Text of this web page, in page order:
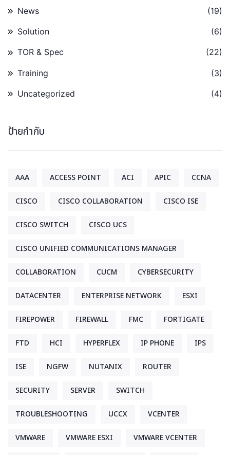
News (19)
Solution (6)
TOR & Spec (22)
Training (3)
Uncategorized (4)
ป้ายกำกับ
AAA ACCESS POINT ACI APIC CCNA
CISCO CISCO COLLABORATION CISCO ISE
CISCO SWITCH CISCO UCS
CISCO UNIFIED COMMUNICATIONS MANAGER
COLLABORATION CUCM CYBERSECURITY
DATACENTER ENTERPRISE NETWORK ESXI
FIREPOWER FIREWALL FMC FORTIGATE
FTD HCI HYPERFLEX IP PHONE IPS
ISE NGFW NUTANIX ROUTER
SECURITY SERVER SWITCH
TROUBLESHOOTING UCCX VCENTER
VMWARE VMWARE ESXI VMWARE VCENTER